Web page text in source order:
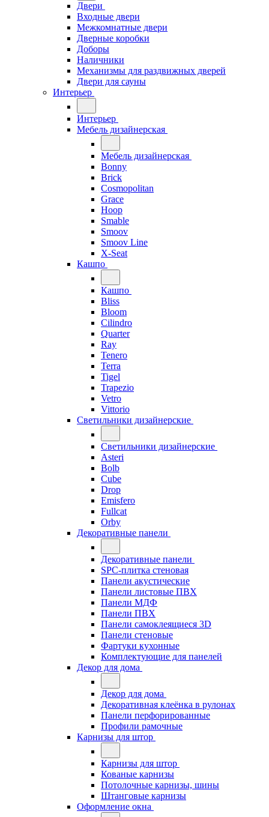
Двери
Входные двери
Межкомнатные двери
Дверные коробки
Доборы
Наличники
Механизмы для раздвижных дверей
Двери для сауны
Интерьер
Интерьер
Мебель дизайнерская
Мебель дизайнерская
Bonny
Brick
Cosmopolitan
Grace
Hoop
Smable
Smoov
Smoov Line
X-Seat
Кашпо
Кашпо
Bliss
Bloom
Cilindro
Quarter
Ray
Tenero
Terra
Tigel
Trapezio
Vetro
Vittorio
Светильники дизайнерские
Светильники дизайнерские
Asteri
Bolb
Cube
Drop
Emisfero
Fullcat
Orby
Декоративные панели
Декоративные панели
SPC-плитка стеновая
Панели акустические
Панели листовые ПВХ
Панели МДФ
Панели ПВХ
Панели самоклеящиеся 3D
Панели стеновые
Фартуки кухонные
Комплектующие для панелей
Декор для дома
Декор для дома
Декоративная клеёнка в рулонах
Панели перфорированные
Профили рамочные
Карнизы для штор
Карнизы для штор
Кованые карнизы
Потолочные карнизы, шины
Штанговые карнизы
Оформление окна